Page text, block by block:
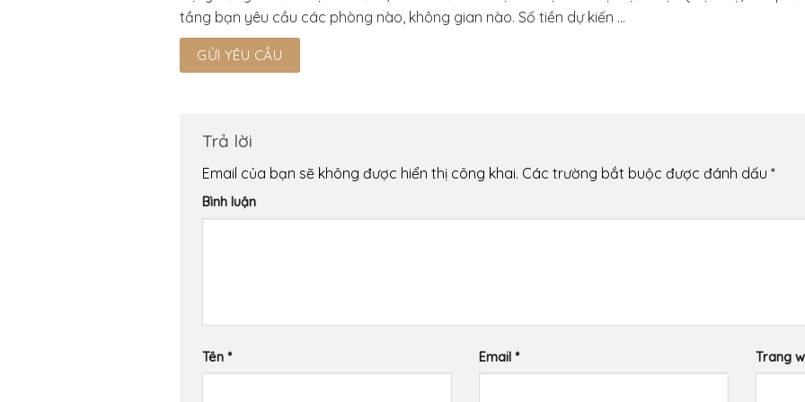
tầng bạn yêu cầu các phòng nào, không gian nào. Số tiền dự kiến ...
Trả lời
Email của bạn sẽ không được hiển thị công khai. Các trường bắt buộc được đánh dấu *
Bình luận
Tên * Email * Trang